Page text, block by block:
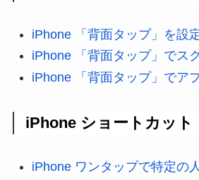
iPhone 「背面タップ」を設
iPhone 「背面タップ」でス
iPhone 「背面タップ」でア
iPhone ショートカット
iPhone ワンタップで特定の